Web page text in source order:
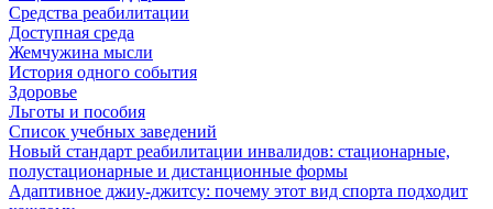
Средства реабилитации
Доступная среда
Жемчужина мысли
История одного события
Здоровье
Льготы и пособия
Список учебных заведений
Новый стандарт реабилитации инвалидов: стационарные,
полустационарные и дистанционные формы
Адаптивное джиу-джитсу: почему этот вид спорта подходит